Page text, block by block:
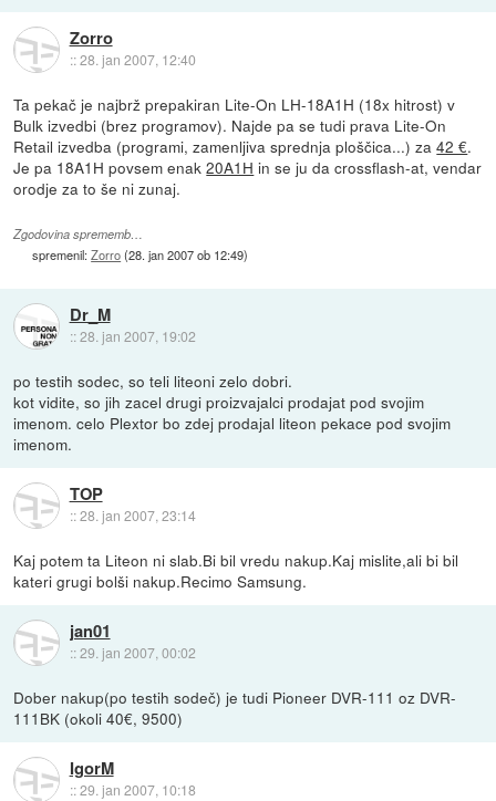
Zorro
::28. jan 2007, 12:40
Ta pekač je najbrž prepakiran Lite-On LH-18A1H (18x hitrost) v
Bulk izvedbi (brez programov). Najde pa se tudi prava Lite-On
Retail izvedba (programi, zamenljiva sprednja ploščica...) za42 €.
Je pa 18A1H povsem enak20A1H in se ju da crossflash-at, vendar
orodje za to še ni zunaj.
Zgodovina sprememb…
spremenil:Zorro(28. jan 2007 ob 12:49)
Dr_M
::28. jan 2007, 19:02
po testih sodec, so teli liteoni zelo dobri.
kot vidite, so jih zacel drugi proizvajalci prodajat pod svojim
imenom. celo Plextor bo zdej prodajal liteon pekace pod svojim
imenom.
TOP
::28. jan 2007, 23:14
Kaj potem ta Liteon ni slab.Bi bil vredu nakup.Kaj mislite,ali bi bil
kateri grugi bolši nakup.Recimo Samsung.
jan01
::29. jan 2007, 00:02
Dober nakup(po testih sodeč) je tudi Pioneer DVR-111 oz DVR-
111BK (okoli 40€, 9500)
IgorM
::29. jan 2007, 10:18